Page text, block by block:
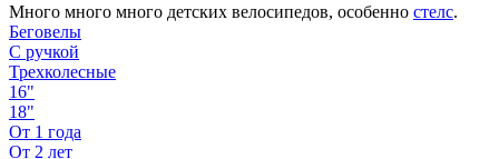
Много много много детских велосипедов, особенно стелс.
Беговелы
C ручкой
Трехколесные
16"
18"
От 1 года
От 2 лет